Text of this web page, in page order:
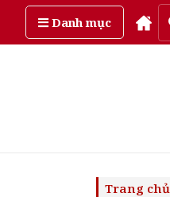
Danh mụcThứ bảy,
Trang chủ